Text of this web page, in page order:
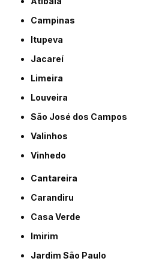
Campinas
Itupeva
Jacareí
Limeira
Louveira
São José dos Campos
Valinhos
Vinhedo
Cantareira
Carandiru
Casa Verde
Imirim
Jardim São Paulo